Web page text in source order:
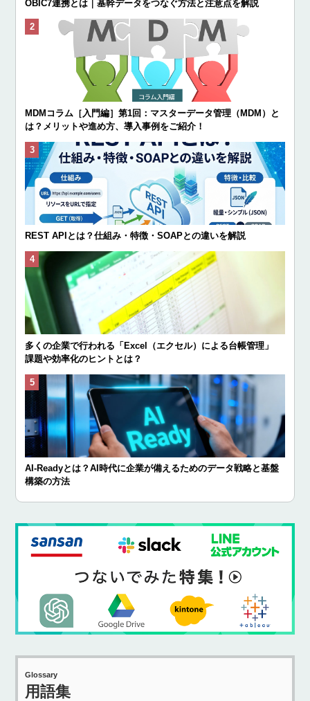
OBIC7連携とは｜基幹データをつなぐ方法と注意点を解説
MDMコラム［入門編］第1回：マスターデータ管理（MDM）と
は？メリットや進め方、導入事例をご紹介！
REST APIとは？仕組み・特徴・SOAPとの違いを解説
多くの企業で行われる「Excel（エクセル）による台帳管理」
課題や効率化のヒントとは？
AI-Readyとは？AI時代に企業が備えるためのデータ戦略と基盤
構築の方法
Glossary
用語集